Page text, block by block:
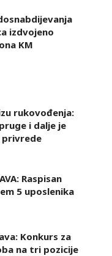
izdvojeno
KM
rukovođenja:
i dalje je
privrede
Raspisan
5 uposlenika
Konkurs za
na tri pozicije